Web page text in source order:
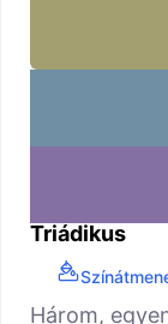
Triádikus
Három,